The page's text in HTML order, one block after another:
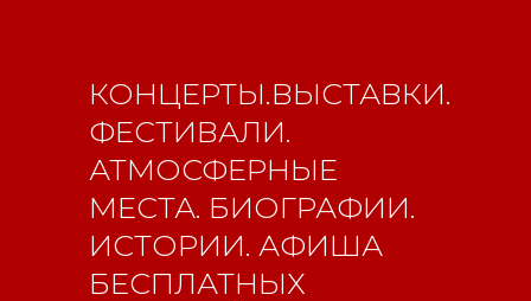
КОНЦЕРТЫ.ВЫСТАВКИ.
ФЕСТИВАЛИ.
АТМОСФЕРНЫЕ
МЕСТА. БИОГРАФИИ.
ИСТОРИИ. АФИША
БЕСПЛАТНЫХ
Свидетельство о
регистрации СМИ ЭЛ №
ФС77-84346 от 08.12.2022
ISSN 3033-9081